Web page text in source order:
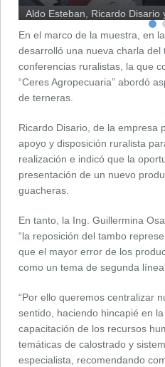
Aldo Esteban, Ricardo Disario
En el marco de la muestra, en
desarrolló una nueva charla del
conferencias ruralistas, la que
“Ceres Agropecuaria” abordó
de terneras.
Ricardo Disario, de la empresa
apoyo y disposición ruralista
realización e indicó que la
presentación de un nuevo
guacheras.
En tanto, la Ing. Guillermina
“la reposición del tambo
que el mayor error de los
como un tema de segunda
“Por ello queremos centralizar
sentido, haciendo hincapié en
capacitación de los recursos
temáticas de calostrado y
especialista, recomendando